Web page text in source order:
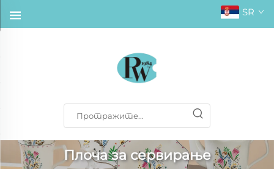
SR
Плоча за сервирање